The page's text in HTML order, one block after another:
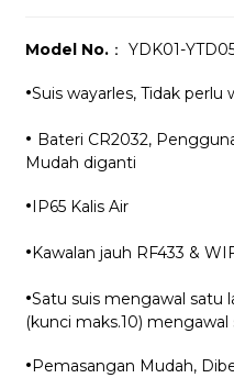
Model No.： YDK01-
·Suis wayarles, Tidak perlu
· Bateri CR2032,
Mudah diganti
·IP65 Kalis Air
·Kawalan jauh RF433 &
·Satu suis mengawal satu
(kunci maks.10)
·Pemasangan Mudah,